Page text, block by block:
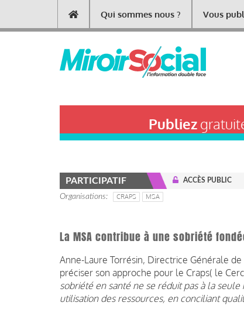
contenu
Main
navigation
Qui sommes nous ? Vous
Publiez
PARTICIPATIF ACCÈS PUBLIC
Organisations CRAPS MSA
La MSA contribue à une sobriété
Anne-Laure Torrésin, Directrice Générale
préciser son approche pour le Craps( le
sobriété en santé ne se réduit pas à la
utilisation des ressources, en conciliant